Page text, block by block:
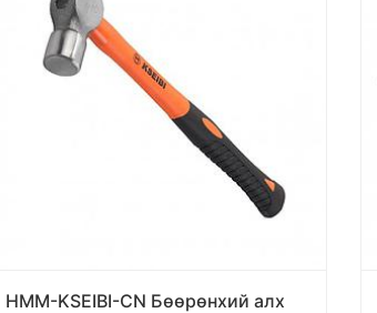
HMM-KSEIBI-CN Бөөрөнхий алх